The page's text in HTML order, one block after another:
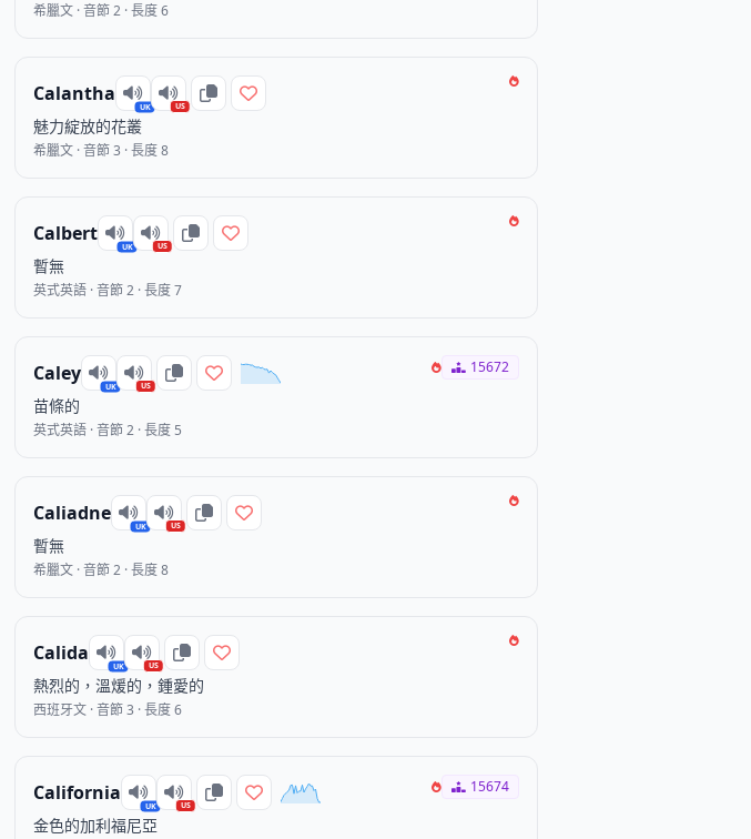
希臘文 · 音節 2 · 長度 6
Calantha
UK US
魅力綻放的花叢
希臘文 · 音節 3 · 長度 8
Calbert
UK US
暫無
英式英語 · 音節 2 · 長度 7
Caley
UK US
苗條的
英式英語 · 音節 2 · 長度 5
15672
Caliadne
UK US
暫無
希臘文 · 音節 2 · 長度 8
Calida
UK US
熱烈的，溫煖的，鍾愛的
西班牙文 · 音節 3 · 長度 6
California
UK US
金色的加利福尼亞
15674